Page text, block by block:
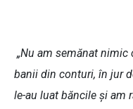
„Nu am semănat
banii din conturi, în jur
le-au luat băncile și am